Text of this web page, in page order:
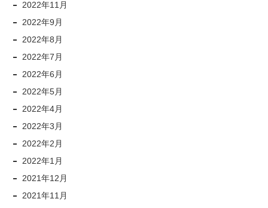
2022年11月
2022年9月
2022年8月
2022年7月
2022年6月
2022年5月
2022年4月
2022年3月
2022年2月
2022年1月
2021年12月
2021年11月